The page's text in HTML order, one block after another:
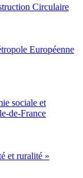
Circulaire
Européenne
sociale et
de-France
et ruralité »